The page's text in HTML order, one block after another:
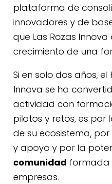
plataforma de
innovadores y de
que Las Rozas
crecimiento de una
Si en solo dos años, el
Innova se ha
actividad con
pilotos y retos, es por
de su ecosistema,
y apoyo y por la
comunidad formada
empresas.